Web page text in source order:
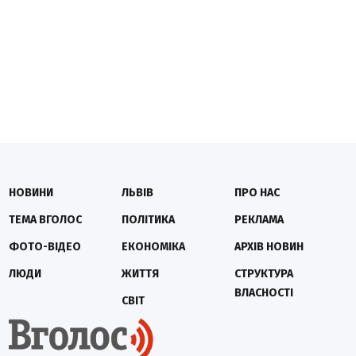
НОВИНИ
ТЕМА ВГОЛОС
ФОТО-ВІДЕО
ЛЮДИ
ЛЬВІВ
ПОЛІТИКА
ЕКОНОМІКА
ЖИТТЯ
СВІТ
ПРО НАС
РЕКЛАМА
АРХІВ НОВИН
СТРУКТУРА
ВЛАСНОСТІ